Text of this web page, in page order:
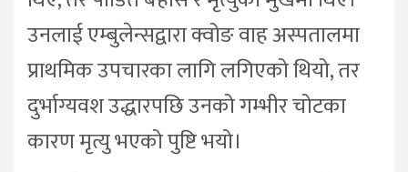
उनलाई एम्बुलेन्सद्वारा क्वोङ वाह अस्पतालमा
प्राथमिक उपचारका लागि लगिएको थियो, तर
दुर्भाग्यवश उद्धारपछि उनको गम्भीर चोटका
कारण मृत्यु भएको पुष्टि भयो।